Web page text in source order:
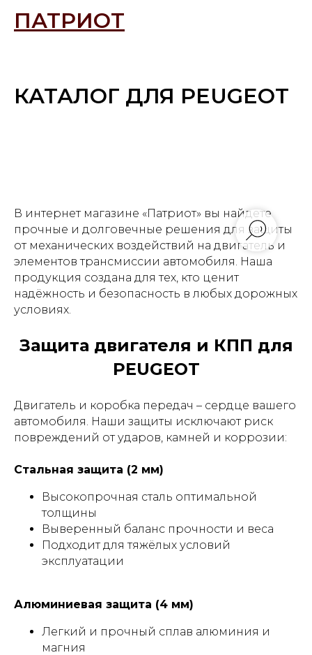
ПАТРИОТ
КАТАЛОГ ДЛЯ PEUGEOT
В интернет магазине «Патриот» вы найдете
прочные и долговечные решения для защиты
от механических воздействий на двигатель и
элементов трансмиссии автомобиля. Наша
продукция создана для тех, кто ценит
надёжность и безопасность в любых дорожных
условиях.
Защита двигателя и КПП для
PEUGEOT
Двигатель и коробка передач – сердце вашего
автомобиля. Наши защиты исключают риск
повреждений от ударов, камней и коррозии:
Стальная защита (2 мм)
Высокопрочная сталь оптимальной
толщины
Выверенный баланс прочности и веса
Подходит для тяжёлых условий
эксплуатации
Алюминиевая защита (4 мм)
Легкий и прочный сплав алюминия и
магния